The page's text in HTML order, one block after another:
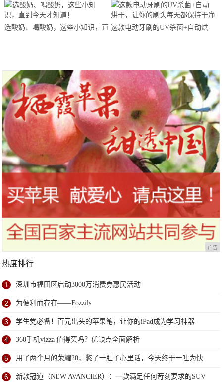
马拉松超级精英赛顺德海骏达中心
站欢乐开跑
选酸奶、喝酸奶，这些小知识，直 这款电动牙刷的UV杀菌+自动烘
广告
热度排行
1 深圳市福田区启动3000万消费券惠民活动
2 为便利而存在——Fozzils
3 学生党必备！百元出头的苹果笔，让你的iPad成为学习神器
4 360手机vizza 值得买吗？优缺点全面解析
5 用了两个月的荣耀20，憋了一肚子心里话，今天终于一吐为快
6 新款冠道（NEW AVANCIER）：一款满足任何苛刻要求的SUV